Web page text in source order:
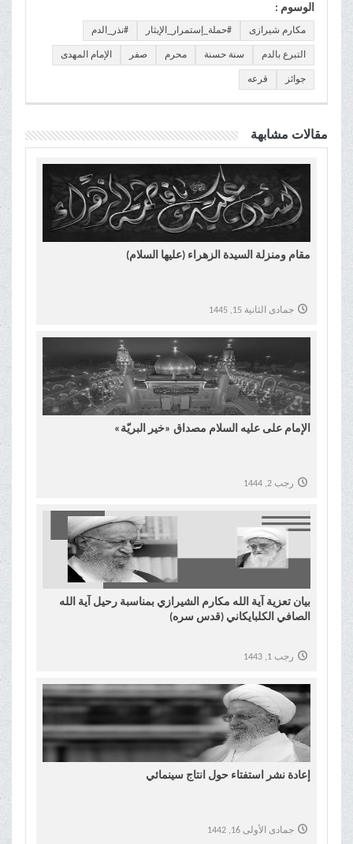
الوسوم :
مکارم شیرازی #حملة_إستمرار_الإيثار #نذر_الدم
التبرع بالدم سنة حسنة محرم صفر الإمام المهدی
جوائز قرعه
مقالات مشابهة
مقام ومنزلة السیدة الزهراء (علیها السلام)
جمادى الثانية 15, 1445
الإمام علی علیه السلام مصداق «خیر البریّة»
رجب 2, 1444
بيان تعزية آیة الله مکارم الشیرازي بمناسبة رحيل آية الله
الصافي الکلبایکاني (قدس سره)
رجب 1, 1443
إعادة نشر استفتاء حول انتاج سينمائي
جمادى الأولى 16, 1442